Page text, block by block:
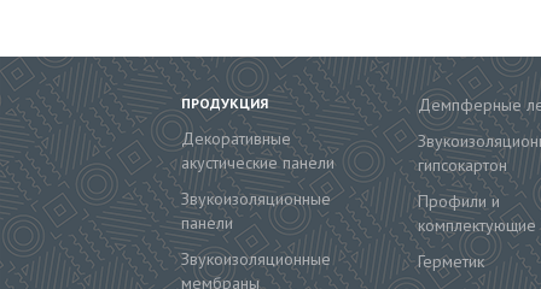
ПРОДУКЦИЯ
Декоративные
акустические панели
Звукоизоляционные
панели
Звукоизоляционные
мембраны
Демпферные
гипсокартон
Профили и
комплектующие
Герметик